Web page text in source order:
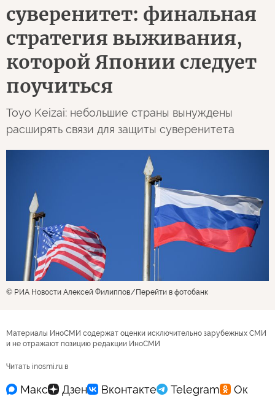
суверенитет: финальная
стратегия выживания,
которой Японии следует
поучиться
Toyo Keizai: небольшие страны вынуждены
расширять связи для защиты суверенитета
© РИА Новости Алексей Филиппов Перейти в фотобанк
Материалы ИноСМИ содержат оценки исключительно зарубежных СМИ
и не отражают позицию редакции ИноСМИ
Читать inosmi.ru в